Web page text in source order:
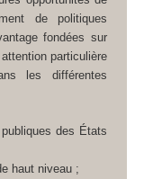
de politiques
fondées sur
particulière
les différentes
des États
haut niveau ;